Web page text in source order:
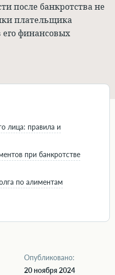
после банкротства не
плательщика
финансовых
лица: правила и
при банкротстве
по алиментам
Опубликовано:
20 ноября 2024